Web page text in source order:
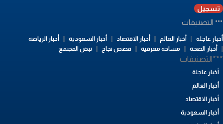
تسجيل
التصنيفات
عاجلة أخبار العالم أخبار الاقتصاد أخبار السعودية
أخبار الرياضة
أخبار الصحة
مساحة معرفية قصص نجاح نبض المجتمع
أخبار عاجلة
أخبار العالم
أخبار الاقتصاد
أخبار السعودية